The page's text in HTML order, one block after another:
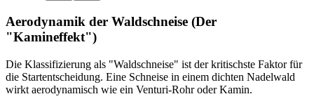
Aerodynamik der Waldschneise (Der
"Kamineffekt")
Die Klassifizierung als "Waldschneise" ist der kritischste Faktor für
die Startentscheidung. Eine Schneise in einem dichten Nadelwald
wirkt aerodynamisch wie ein Venturi-Rohr oder Kamin.